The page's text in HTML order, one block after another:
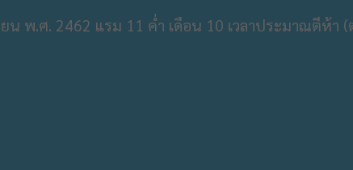
พ.ศ. 2462 แรม​ 11​ ค่ำ​ เดือน​ 10​ เวลาประมาณตีห้า​ (ต